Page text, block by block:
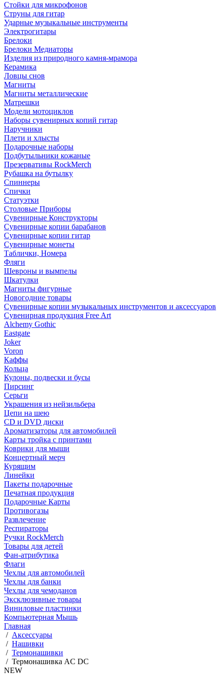
Стойки для микрофонов
Струны для гитар
Ударные музыкальные инструменты
Электрогитары
Брелоки
Брелоки Медиаторы
Изделия из природного камня-мрамора
Керамика
Ловцы снов
Магниты
Магниты металлические
Матрешки
Модели мотоциклов
Наборы сувенирных копий гитар
Наручники
Плети и хлысты
Подарочные наборы
Подбутыльники кожаные
Презервативы RockMerch
Рубашка на бутылку
Спиннеры
Спички
Статуэтки
Столовые Приборы
Сувенирные Конструкторы
Сувенирные копии барабанов
Сувенирные копии гитар
Сувенирные монеты
Таблички, Номера
Фляги
Шевроны и вымпелы
Шкатулки
Магниты фигурные
Новогодние товары
Сувенирные копии музыкальных инструментов и аксессуаров
Сувенирная продукция Free Art
Alchemy Gothic
Eastgate
Joker
Voron
Каффы
Кольца
Кулоны, подвески и бусы
Пирсинг
Серьги
Украшения из нейзильбера
Цепи на шею
CD и DVD диски
Ароматизаторы для автомобилей
Карты тройка с принтами
Коврики для мыши
Концертный мерч
Курящим
Линейки
Пакеты подарочные
Печатная продукция
Подарочные Карты
Противогазы
Развлечение
Респираторы
Ручки RockMerch
Товары для детей
Фан-атрибутика
Флаги
Чехлы для автомобилей
Чехлы для банки
Чехлы для чемоданов
Эксклюзивные товары
Виниловые пластинки
Компьютерная Мышь
Главная
/ Аксессуары
/ Нашивки
/ Термонашивки
/ Термонашивка AC DC
NEW